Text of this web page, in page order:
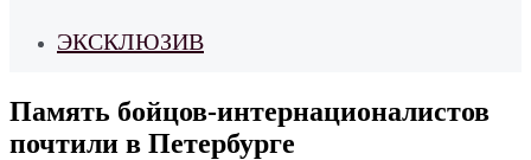
ЭКСКЛЮЗИВ
Память бойцов-интернационалистов
почтили в Петербурге